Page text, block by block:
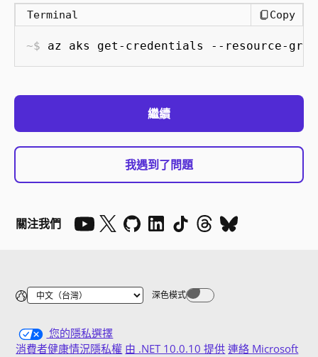
Terminal Copy
az aks get-credentials --resource-
繼續
我遇到了問題
關注我們
深色模式
Dark mode off
您的隱私選擇
消費者健康情況隱私權 由 .NET 10.0.10 提供 連絡 Microsoft